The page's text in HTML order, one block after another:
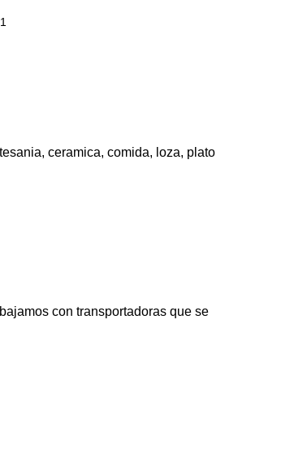
, ceramica, comida, loza, plato
con transportadoras que se